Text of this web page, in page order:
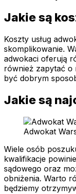
Jakie są
Koszty usług
skomplikowanie.
adwokaci oferują
również zapytać o
być dobrym
Jakie są
Adwokat
Wiele osób
kwalifikacje
sądowego oraz
obniżenia. Warto
będziemy